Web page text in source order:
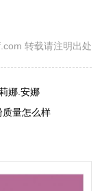
转载请注明出处
娜.安娜
量怎么样